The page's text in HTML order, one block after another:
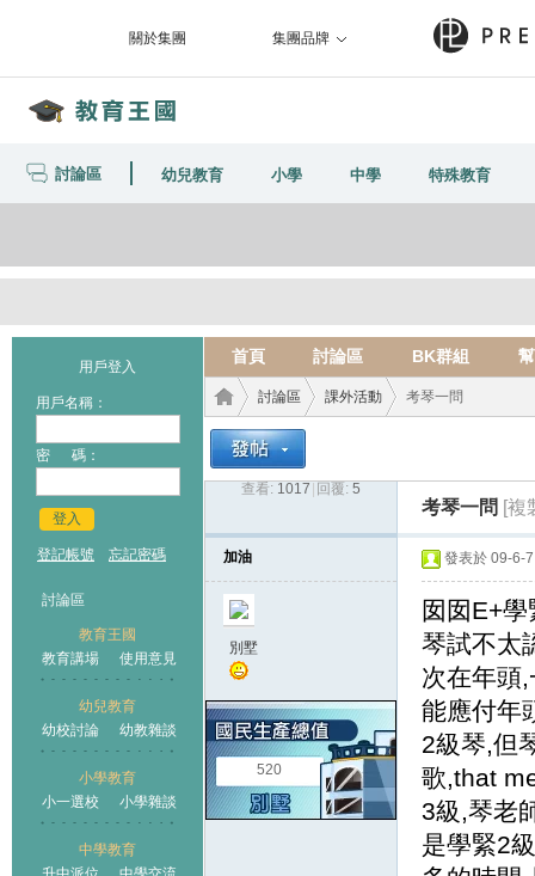
關於集團 集團品牌
討論區 幼兒教育 小學 中學 特殊教育
用戶登入
用戶名稱：
密 碼：
登入
登記帳號 忘記密碼
討論區
教育王國
教育講場
使用意見
幼兒教育
幼校討論
幼教雜談
小學教育
小一選校
小學雜談
中學教育
首頁 討論區 BK群組
王國
討論區
›
課外活動 考琴一問
查看: 1017 回覆: 5
考琴一問 [複
加油
別墅
520
發表於 09-6-
囡囡E+
琴試不太
次在年頭
能應付年
2級琴,但
歌,that
3級,琴老
是學緊2